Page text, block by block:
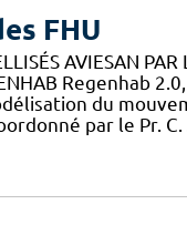
FHU
AVIESAN PAR
Regenhab
du
par le Pr. C.